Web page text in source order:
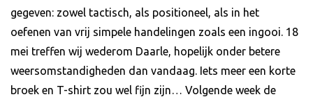
gegeven: zowel tactisch, als positioneel, als in het
oefenen van vrij simpele handelingen zoals een ingooi. 18
mei treffen wij wederom Daarle, hopelijk onder betere
weersomstandigheden dan vandaag. Iets meer een korte
broek en T-shirt zou wel fijn zijn… Volgende week de